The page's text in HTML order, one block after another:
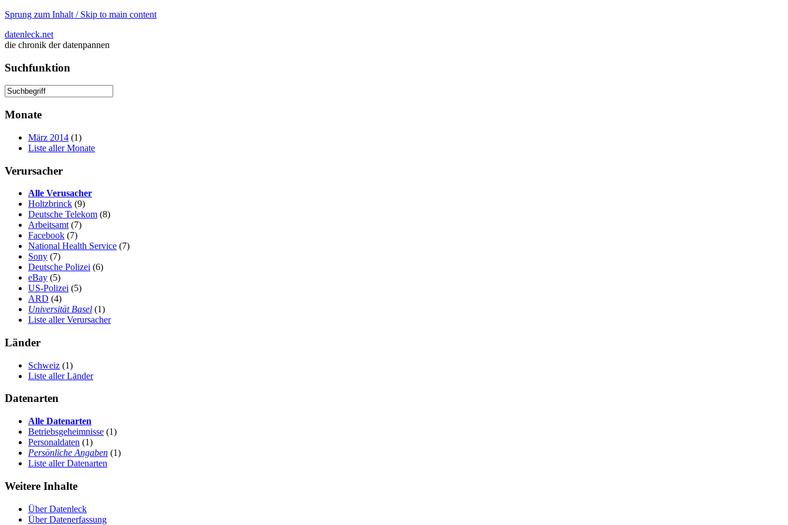
Sprung zum Inhalt / Skip to main content
datenleck.net
die chronik der datenpannen
Suchfunktion
Monate
März 2014 (1)
Liste aller Monate
Verursacher
Alle Verusacher
Holtzbrinck (9)
Deutsche Telekom (8)
Arbeitsamt (7)
Facebook (7)
National Health Service (7)
Sony (7)
Deutsche Polizei (6)
eBay (5)
US-Polizei (5)
ARD (4)
Universität Basel (1)
Liste aller Verursacher
Länder
Schweiz (1)
Liste aller Länder
Datenarten
Alle Datenarten
Betriebsgeheimnisse (1)
Personaldaten (1)
Persönliche Angaben (1)
Liste aller Datenarten
Weitere Inhalte
Über Datenleck
Über Datenerfassung